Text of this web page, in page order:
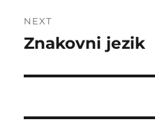
NEXT
Next
Znakovni jezik